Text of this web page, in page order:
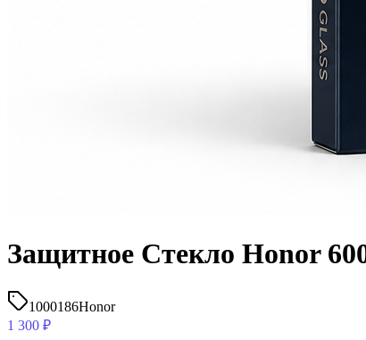
Защитное Стекло Honor
1000186Honor
1 300 ₽